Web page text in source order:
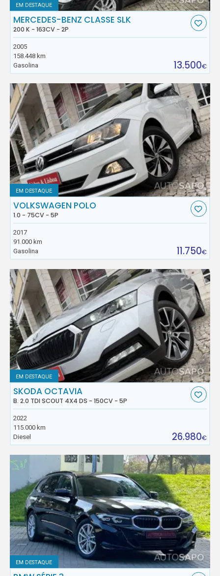
EM DESTAQUE
MERCEDES-BENZ CLASSE SLK
200 K - 163CV - 2P
2005
158.448 km
Gasolina
13.500€
EM DESTAQUE
VOLKSWAGEN POLO
1.0 - 75CV - 5P
2017
91.000 km
Gasolina
11.750€
EM DESTAQUE
SKODA OCTAVIA
B. 2.0 TDI SCOUT 4X4 DS - 150CV - 5P
2022
115.000 km
Diesel
26.980€
EM DESTAQUE